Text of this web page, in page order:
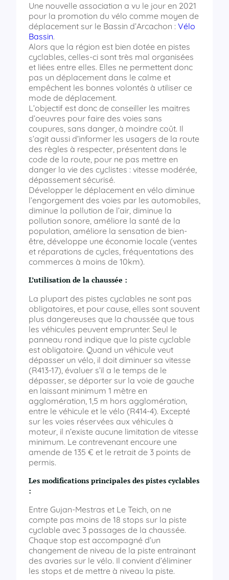
Une nouvelle association a vu le jour en 2021
pour la promotion du vélo comme moyen de
déplacement sur le Bassin d’Arcachon : Vélo
Bassin.
Alors que la région est bien dotée en pistes
cyclables, celles-ci sont très mal organisées
et liées entre elles. Elles ne permettent donc
pas un déplacement dans le calme et
empêchent les bonnes volontés à utiliser ce
mode de déplacement.
L’objectif est donc de conseiller les maitres
d’oeuvres pour faire des voies sans
coupures, sans danger, à moindre coût. Il
s’agit aussi d’informer les usagers de la route
des règles à respecter, présentent dans le
code de la route, pour ne pas mettre en
danger la vie des cyclistes : vitesse modérée,
dépassement sécurisé.
Développer le déplacement en vélo diminue
l’engorgement des voies par les automobiles,
diminue la pollution de l’air, diminue la
pollution sonore, améliore la santé de la
population, améliore la sensation de bien-
être, développe une économie locale (ventes
et réparations de cycles, fréquentations des
commerces à moins de 10km).
L’utilisation de la chaussée :
La plupart des pistes cyclables ne sont pas
obligatoires, et pour cause, elles sont souvent
plus dangereuses que la chaussée que tous
les véhicules peuvent emprunter. Seul le
panneau rond indique que la piste cyclable
est obligatoire. Quand un véhicule veut
dépasser un vélo, il doit diminuer sa vitesse
(R413-17), évaluer s’il a le temps de le
dépasser, se déporter sur la voie de gauche
en laissant minimum 1 mètre en
agglomération, 1,5 m hors agglomération,
entre le véhicule et le vélo (R414-4). Excepté
sur les voies réservées aux véhicules à
moteur, il n’existe aucune limitation de vitesse
minimum. Le contrevenant encoure une
amende de 135 € et le retrait de 3 points de
permis.
Les modifications principales des pistes cyclables
:
Entre Gujan-Mestras et Le Teich, on ne
compte pas moins de 18 stops sur la piste
cyclable avec 3 passages de la chaussée.
Chaque stop est accompagné d’un
changement de niveau de la piste entrainant
des avaries sur le vélo. Il convient d’éliminer
les stops et de mettre à niveau la piste.